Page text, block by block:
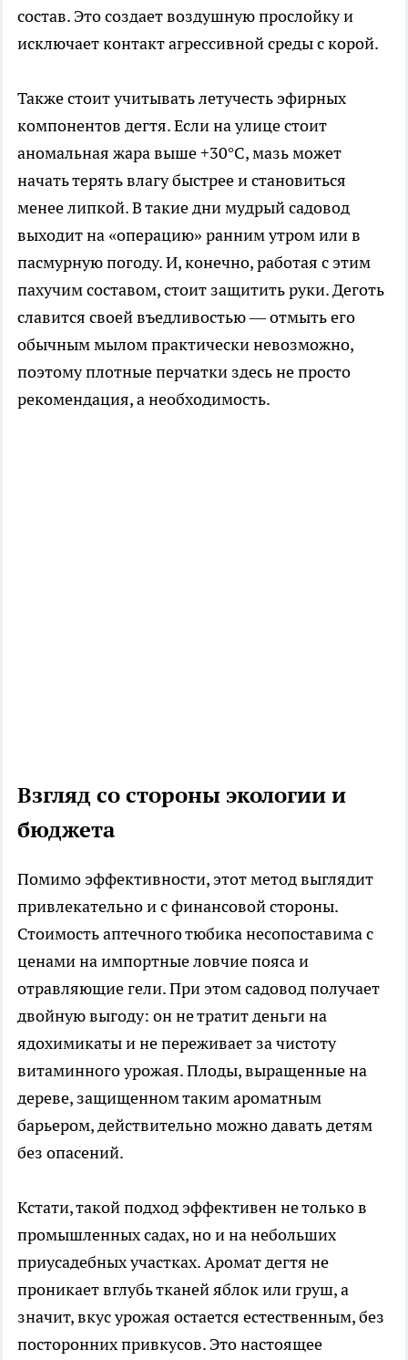
состав. Это создает воздушную прослойку и
исключает контакт агрессивной среды с корой.
Также стоит учитывать летучесть эфирных
компонентов дегтя. Если на улице стоит
аномальная жара выше +30°C, мазь может
начать терять влагу быстрее и становиться
менее липкой. В такие дни мудрый садовод
выходит на «операцию» ранним утром или в
пасмурную погоду. И, конечно, работая с этим
пахучим составом, стоит защитить руки. Деготь
славится своей въедливостью — отмыть его
обычным мылом практически невозможно,
поэтому плотные перчатки здесь не просто
рекомендация, а необходимость.
Взгляд со стороны экологии и
бюджета
Помимо эффективности, этот метод выглядит
привлекательно и с финансовой стороны.
Стоимость аптечного тюбика несопоставима с
ценами на импортные ловчие пояса и
отравляющие гели. При этом садовод получает
двойную выгоду: он не тратит деньги на
ядохимикаты и не переживает за чистоту
витаминного урожая. Плоды, выращенные на
дереве, защищенном таким ароматным
барьером, действительно можно давать детям
без опасений.
Кстати, такой подход эффективен не только в
промышленных садах, но и на небольших
приусадебных участках. Аромат дегтя не
проникает вглубь тканей яблок или груш, а
значит, вкус урожая остается естественным, без
посторонних привкусов. Это настоящее